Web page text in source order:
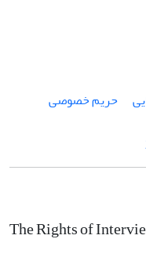
حریم خصوصی
The Rights of